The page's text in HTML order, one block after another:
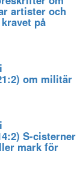
artister och
på
om militär
S-cisterner
mark för